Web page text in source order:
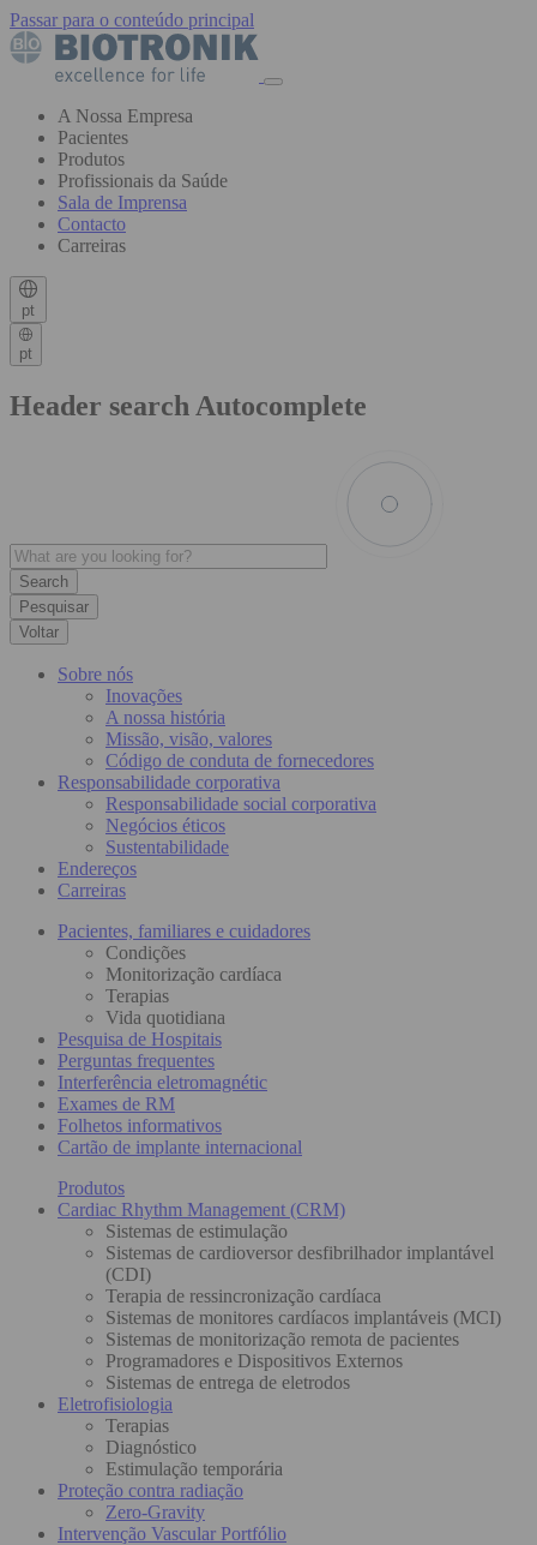
Passar para o conteúdo principal
A Nossa Empresa
Pacientes
Produtos
Profissionais da Saúde
Sala de Imprensa
Contacto
Carreiras
pt
pt
Header search Autocomplete
Pesquisar
Voltar
Sobre nós
Inovações
A nossa história
Missão, visão, valores
Código de conduta de fornecedores
Responsabilidade corporativa
Responsabilidade social corporativa
Negócios éticos
Sustentabilidade
Endereços
Carreiras
Pacientes, familiares e cuidadores
Condições
Monitorização cardíaca
Terapias
Vida quotidiana
Pesquisa de Hospitais
Perguntas frequentes
Interferência eletromagnétic
Exames de RM
Folhetos informativos
Cartão de implante internacional
Produtos
Cardiac Rhythm Management (CRM)
Sistemas de estimulação
Sistemas de cardioversor desfibrilhador implantável
(CDI)
Terapia de ressincronização cardíaca
Sistemas de monitores cardíacos implantáveis (MCI)
Sistemas de monitorização remota de pacientes
Programadores e Dispositivos Externos
Sistemas de entrega de eletrodos
Eletrofisiologia
Terapias
Diagnóstico
Estimulação temporária
Proteção contra radiação
Zero-Gravity
Intervenção Vascular Portfólio